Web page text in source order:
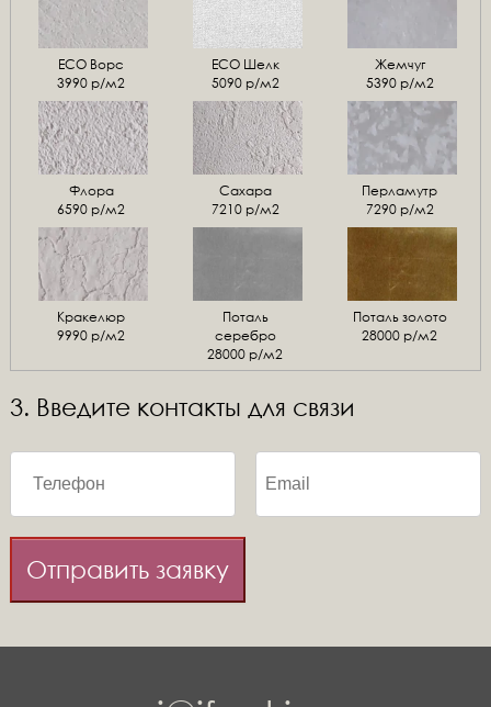
ЕСО Ворс
3990 р/м2
ЕСО Шелк
5090 р/м2
Жемчуг
5390 р/м2
Флора
6590 р/м2
Сахара
7210 р/м2
Перламутр
7290 р/м2
Кракелюр
9990 р/м2
Поталь
серебро
28000 р/м2
Поталь золото
28000 р/м2
3. Введите контакты для связи
Отправить заявку